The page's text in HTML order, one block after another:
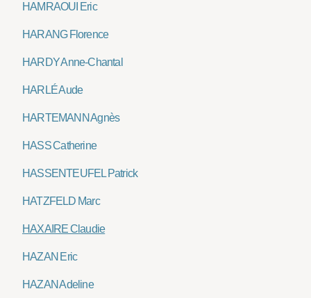
HAMRAOUI Eric
HARANG Florence
HARDY Anne-Chantal
HARLÉ Aude
HARTEMANN Agnès
HASS Catherine
HASSENTEUFEL Patrick
HATZFELD Marc
HAXAIRE Claudie
HAZAN Eric
HAZAN Adeline